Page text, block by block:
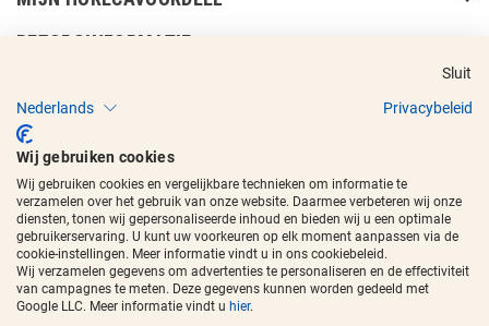
BEZORGINFORMATIE
Copyright © 2017 - 2026 Horecavoordeelen de beeldmerken zijn
geregistreerde handelsmerken.
Sluit
Nederlands
Privacybeleid
Wij gebruiken cookies
Wij gebruiken cookies en vergelijkbare technieken om informatie te
verzamelen over het gebruik van onze website. Daarmee verbeteren wij onze
diensten, tonen wij gepersonaliseerde inhoud en bieden wij u een optimale
gebruikerservaring. U kunt uw voorkeuren op elk moment aanpassen via de
cookie-instellingen. Meer informatie vindt u in ons cookiebeleid.
Wij verzamelen gegevens om advertenties te personaliseren en de effectiviteit
van campagnes te meten. Deze gegevens kunnen worden gedeeld met
Google LLC. Meer informatie vindt u hier.